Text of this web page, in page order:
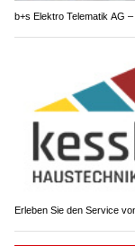
b+s Elektro Telematik AG
Erleben Sie den Service